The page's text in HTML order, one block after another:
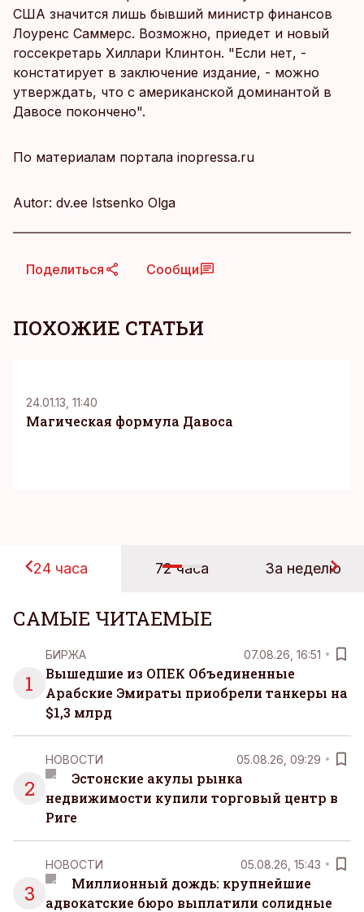
США значится лишь бывший министр финансов
Лоуренс Саммерс. Возможно, приедет и новый
госсекретарь Хиллари Клинтон. "Если нет, -
констатирует в заключение издание, - можно
утверждать, что с американской доминантой в
Давосе покончено".
По материалам портала inopressa.ru
Autor: dv.ee Istsenko Olga
Поделиться Сообщи
ПОХОЖИЕ СТАТЬИ
24.01.13, 11:40
Магическая формула Давоса
24 часа 72 часа За неделю
САМЫЕ ЧИТАЕМЫЕ
1
БИРЖА 07.08.26, 16:51
Вышедшие из ОПЕК Объединенные
Арабские Эмираты приобрели танкеры на
$1,3 млрд
2
НОВОСТИ 05.08.26, 09:29
Эстонские акулы рынка
недвижимости купили торговый центр в
Риге
3
НОВОСТИ 05.08.26, 15:43
Миллионный дождь: крупнейшие
адвокатские бюро выплатили солидные